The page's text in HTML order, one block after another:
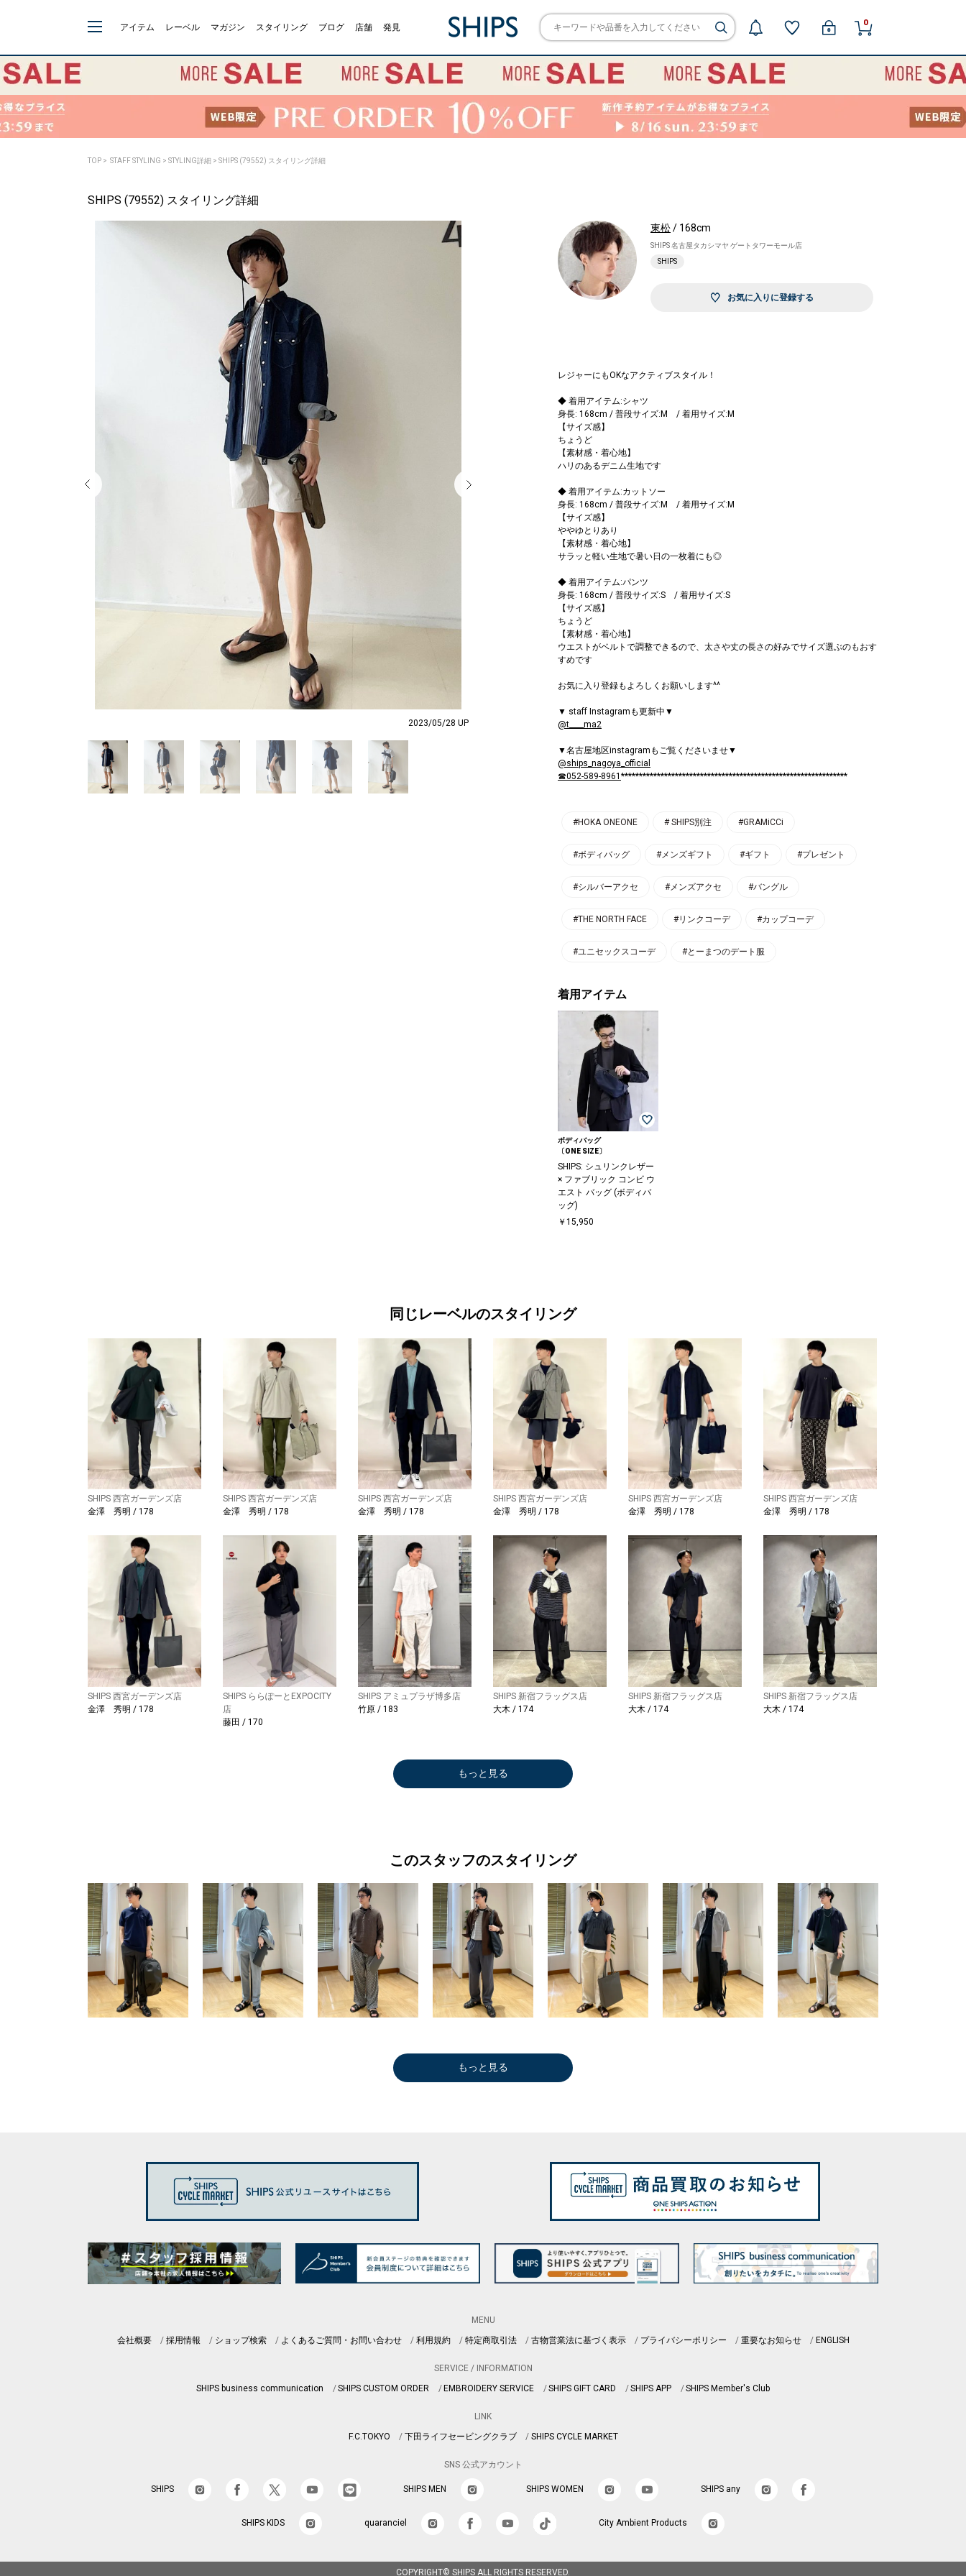
アイテム レーベル マガジン スタイリング ブログ 店舗 発見 0
TOP > STAFF STYLING > STYLING詳細 > SHIPS (79552) スタイリング詳細
SHIPS (79552) スタイリング詳細
2023/05/28 UP
東松/ 168cm
SHIPS 名古屋タカシマヤ ゲートタワーモール店
SHIPS
お気に入りに登録する
レジャーにもOKなアクティブスタイル！
◆ 着用アイテム:シャツ
身長: 168cm / 普段サイズ:M / 着用サイズ:M
【サイズ感】
ちょうど
【素材感・着心地】
ハリのあるデニム生地です
◆ 着用アイテム:カットソー
身長: 168cm / 普段サイズ:M / 着用サイズ:M
【サイズ感】
ゆとりあり
【素材感・着心地】
サラッと軽い生地で暑い日の一枚着にも◎
◆ 着用アイテム:パンツ
身長: 168cm / 普段サイズ:S / 着用サイズ:S
【サイズ感】
ちょうど
【素材感・着心地】
ウエストがベルトで調整できるので、太さや丈の長さの好みでサイズ選ぶのもおす
すめです
お気に入り登録もよろしくお願いします^^
▼ staff Instagramも更新中▼
@t____ma2
▼名古屋地区instagramもご覧くださいませ▼
@ships_nagoya_official
☎052-589-8961 ***************************************************************
#HOKA ONEONE # SHIPS別注 #GRAMiCCi
#ボディバッグ #メンズギフト #ギフト #プレゼント
#シルバーアクセ #メンズアクセ #バングル
#THE NORTH FACE #リンクコーデ #カップコーデ
#ユニセックスコーデ #とーまつのデート服
着用アイテム
ボディバッグ
〔ONE SIZE〕
SHIPS: シュリンクレザー
× ファブリック コンビ ウ
エスト バッグ (ボディバ
ッグ)
￥15,950
同じレーベルのスタイリング
SHIPS 西宮ガーデンズ店
金澤 秀明 / 178
SHIPS 西宮ガーデンズ店
金澤 秀明 / 178
SHIPS 西宮ガーデンズ店
金澤 秀明 / 178
SHIPS 西宮ガーデンズ店
金澤 秀明 / 178
SHIPS 西宮ガーデンズ店
金澤 秀明 / 178
SHIPS 西宮ガーデンズ店
金澤 秀明 / 178
SHIPS 西宮ガーデンズ店
金澤 秀明 / 178
SHIPS ららぽーとEXPOCITY
店
藤田 / 170
SHIPS アミュプラザ博多店
竹原 / 183
SHIPS 新宿フラッグス店
大木 / 174
SHIPS 新宿フラッグス店
大木 / 174
SHIPS 新宿フラッグス店
大木 / 174
もっと見る
このスタッフのスタイリング
もっと見る
MENU
会社概要
採用情報 ショップ検索 よくあるご質問・お問い合わせ 利用規約 特定商取引法 古物営業法に基づく表示 プライバシーポリシー 重要なお知らせ ENGLISH
SERVICE / INFORMATION
SHIPS business communication
SHIPS CUSTOM ORDER EMBROIDERY SERVICE SHIPS GIFT CARD SHIPS APP SHIPS Member's Club
LINK
F.C.TOKYO
下田ライフセービングクラブ SHIPS CYCLE MARKET
SNS 公式アカウント
SHIPS SHIPS MEN SHIPS WOMEN SHIPS any
SHIPS KIDS quaranciel City Ambient Products
COPYRIGHT© SHIPS ALL RIGHTS RESERVED.